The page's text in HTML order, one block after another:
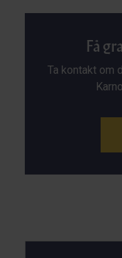
Få
Ta kontakt om